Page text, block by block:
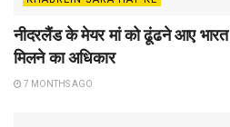
नीदरलैंड के मेयर मां को ढूंढने आए
मिलने का अधिकार
7 MONTHS AGO